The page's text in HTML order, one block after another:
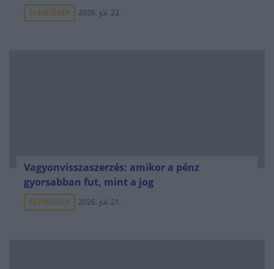
ELEMZÉSEK 2026. júl. 22.
Vagyonvisszaszerzés: amikor a pénz
gyorsabban fut, mint a jog
ELEMZÉSEK 2026. júl. 21.